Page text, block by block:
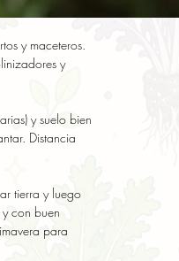
y maceteros.
y
y suelo bien
Distancia
tierra y luego
con buen
para